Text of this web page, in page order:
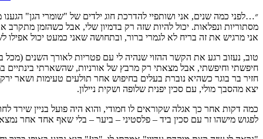
״…לפני כמה שנים, אני ושותפיי להדרכת חוג ילדים של "שומרי הגן"
מסתוריות ונפלאות. יכול להיות שזה רק בדמיון שלי, אבל כשהזמן
אני מרגיש את זה בריח לא לגמרי ברור, ובתחושה שאני כמעט יכול
טוב, נעזוב רגע את הקשר ההזוי שנהיה לי עם פטריות לאורך השנים (מכל
חיפשתי וחיפשתי, אבל מצאתי רק מרבץ של אורניות, שהשארתי
חזיר בר בוגר כשהיא נוברת בעלים בחיפוש אחר תולעים טעימות ושאר
יצא מהסבך מולי, עם סכין יפנית שלופה ושקית ניילון.
כמה דקות אחר כך אגלה שקוראים לו חמודי, והוא היה פועל בניין שירד
לפגוש מישהו זר עם סכין ביד – פלסטיני – ביער – בלי שאף אחד אחר